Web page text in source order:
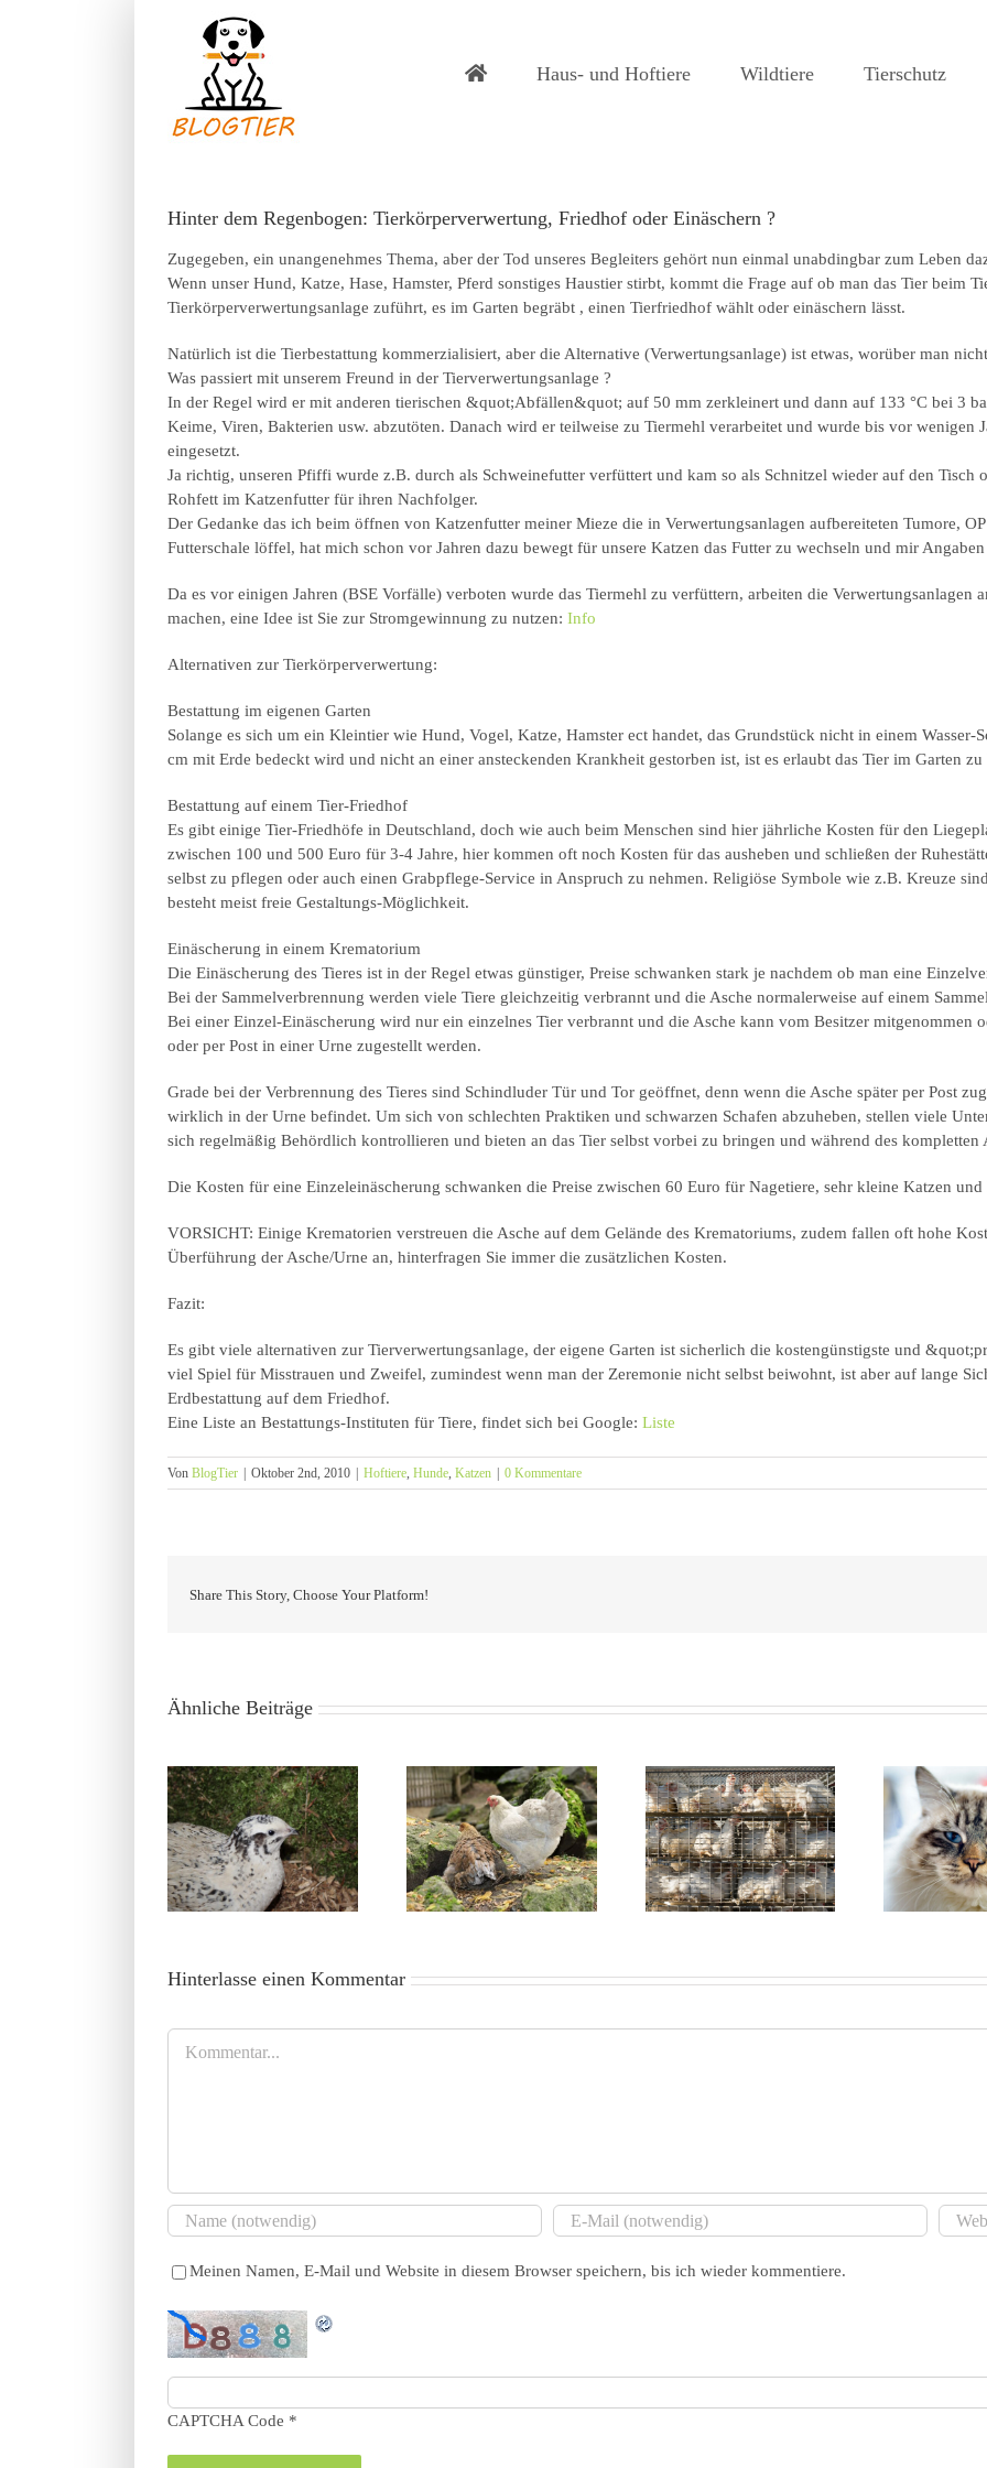
Haus- und Hoftiere Wildtiere Tierschutz
Hinter dem Regenbogen: Tierkörperverwertung, Friedhof oder Einäschern ?
Zugegeben, ein unangenehmes Thema, aber der Tod unseres Begleiters gehört nun einmal unabdingbar zum Leben
Wenn unser Hund, Katze, Hase, Hamster, Pferd sonstiges Haustier stirbt, kommt die Frage auf ob man das Tier beim
Tierkörperverwertungsanlage zuführt, es im Garten begräbt , einen Tierfriedhof wählt oder einäschern lässt.
Natürlich ist die Tierbestattung kommerzialisiert, aber die Alternative (Verwertungsanlage) ist etwas, worüber man
Was passiert mit unserem Freund in der Tierverwertungsanlage ?
In der Regel wird er mit anderen tierischen &quot;Abfällen&quot; auf 50 mm zerkleinert und dann auf 133 °C bei 3
Keime, Viren, Bakterien usw. abzutöten. Danach wird er teilweise zu Tiermehl verarbeitet und wurde bis vor wenigen
eingesetzt.
Ja richtig, unseren Pfiffi wurde z.B. durch als Schweinefutter verfüttert und kam so als Schnitzel wieder auf den Tisch
Rohfett im Katzenfutter für ihren Nachfolger.
Der Gedanke das ich beim öffnen von Katzenfutter meiner Mieze die in Verwertungsanlagen aufbereiteten Tumore,
Futterschale löffel, hat mich schon vor Jahren dazu bewegt für unsere Katzen das Futter zu wechseln und mir
Da es vor einigen Jahren (BSE Vorfälle) verboten wurde das Tiermehl zu verfüttern, arbeiten die Verwertungsanlagen
machen, eine Idee ist Sie zur Stromgewinnung zu nutzen: Info
Alternativen zur Tierkörperverwertung:
Bestattung im eigenen Garten
Solange es sich um ein Kleintier wie Hund, Vogel, Katze, Hamster ect handet, das Grundstück nicht in einem Wasser-
cm mit Erde bedeckt wird und nicht an einer ansteckenden Krankheit gestorben ist, ist es erlaubt das Tier im Garten zu
Bestattung auf einem Tier-Friedhof
Es gibt einige Tier-Friedhöfe in Deutschland, doch wie auch beim Menschen sind hier jährliche Kosten für den
zwischen 100 und 500 Euro für 3-4 Jahre, hier kommen oft noch Kosten für das ausheben und schließen der
selbst zu pflegen oder auch einen Grabpflege-Service in Anspruch zu nehmen. Religiöse Symbole wie z.B. Kreuze
besteht meist freie Gestaltungs-Möglichkeit.
Einäscherung in einem Krematorium
Die Einäscherung des Tieres ist in der Regel etwas günstiger, Preise schwanken stark je nachdem ob man eine
Bei der Sammelverbrennung werden viele Tiere gleichzeitig verbrannt und die Asche normalerweise auf einem
Bei einer Einzel-Einäscherung wird nur ein einzelnes Tier verbrannt und die Asche kann vom Besitzer mitgenommen
oder per Post in einer Urne zugestellt werden.
Grade bei der Verbrennung des Tieres sind Schindluder Tür und Tor geöffnet, denn wenn die Asche später per Post
wirklich in der Urne befindet. Um sich von schlechten Praktiken und schwarzen Schafen abzuheben, stellen viele
sich regelmäßig Behördlich kontrollieren und bieten an das Tier selbst vorbei zu bringen und während des kompletten
Die Kosten für eine Einzeleinäscherung schwanken die Preise zwischen 60 Euro für Nagetiere, sehr kleine Katzen
VORSICHT: Einige Krematorien verstreuen die Asche auf dem Gelände des Krematoriums, zudem fallen oft hohe
Überführung der Asche/Urne an, hinterfragen Sie immer die zusätzlichen Kosten.
Fazit:
Es gibt viele alternativen zur Tierverwertungsanlage, der eigene Garten ist sicherlich die kostengünstigste und
viel Spiel für Misstrauen und Zweifel, zumindest wenn man der Zeremonie nicht selbst beiwohnt, ist aber auf lange
Erdbestattung auf dem Friedhof.
Eine Liste an Bestattungs-Instituten für Tiere, findet sich bei Google: Liste
Von BlogTier Oktober 2nd, 2010 Hoftiere, Hunde, Katzen 0 Kommentare
Share This Story, Choose Your Platform!
Ähnliche Beiträge
Damit sich dein
Gartenhuhn wohlfühlt
Hühnerhaltung (Teil 1)
Der offensichtliche
Missstand
Wie man eine Katze an
das Leben in einer
Wohnung gewöhnt
Hinterlasse einen Kommentar
Meinen Namen, E-Mail und Website in diesem Browser speichern, bis ich wieder kommentiere.
CAPTCHA Code *